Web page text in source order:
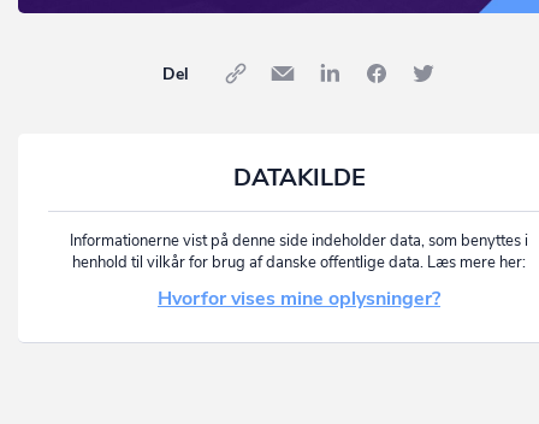
Del
DATAKILDE
Informationerne vist på denne side indeholder data, som benyttes i
henhold til vilkår for brug af danske offentlige data. Læs mere her:
Hvorfor vises mine oplysninger?